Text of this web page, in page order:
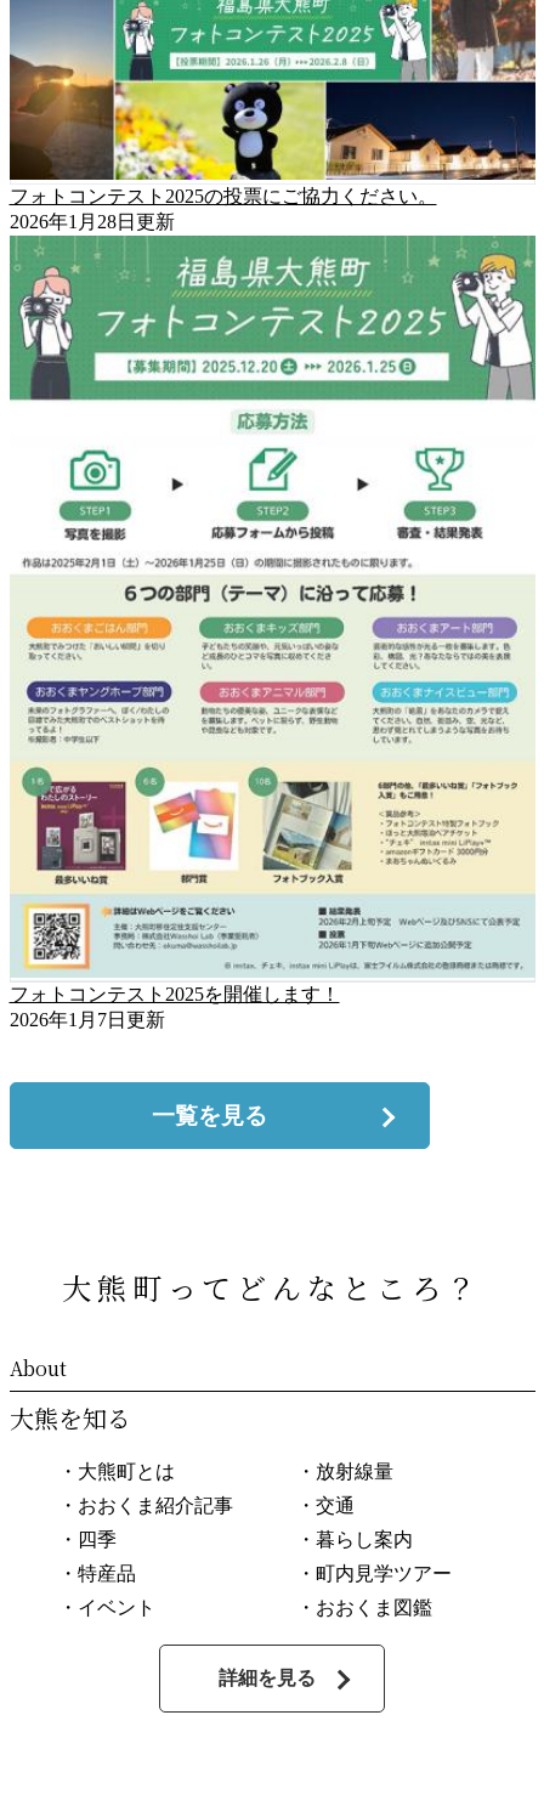
フォトコンテスト2025の投票にご協力ください。
2026年1月28日更新
フォトコンテスト2025を開催します！
2026年1月7日更新
一覧を見る
大熊町ってどんなところ？
大熊を知る
・大熊町とは
・おおくま紹介記事
・四季
・特産品
・イベント
・放射線量
・交通
・暮らし案内
・町内見学ツアー
・おおくま図鑑
詳細を見る